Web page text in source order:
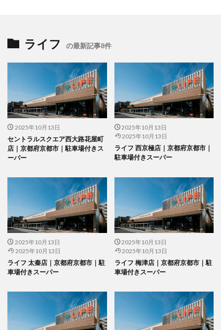
ライフ の最新記事8件
2025年10月13日
セントラルスクエア西大路花屋町
店｜京都府京都市｜駐車場付きス
ーパー
2025年10月13日
2025年10月13日
ライフ 西京極店｜京都府京都市｜
駐車場付きスーパー
2025年10月13日
2025年10月13日
ライフ 太秦店｜京都府京都市｜駐
車場付きスーパー
2025年10月13日
2025年10月13日
ライフ 梅津店｜京都府京都市｜駐
車場付きスーパー